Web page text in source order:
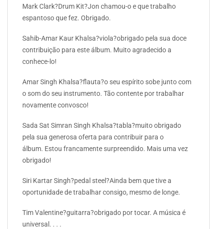
Mark Clark?Drum Kit?Jon chamou-o e que trabalho
espantoso que fez. Obrigado.
Sahib-Amar Kaur Khalsa?viola?obrigado pela sua doce
contribuição para este álbum. Muito agradecido a
conhece-lo!
Amar Singh Khalsa?flauta?o seu espírito sobe junto com
o som do seu instrumento. Tão contente por trabalhar
novamente convosco!
Sada Sat Simran Singh Khalsa?tabla?muito obrigado
pela sua generosa oferta para contribuir para o
álbum. Estou francamente surpreendido. Mais uma vez
obrigado!
Siri Kartar Singh?pedal steel?Ainda bem que tive a
oportunidade de trabalhar consigo, mesmo de longe.
Tim Valentine?guitarra?obrigado por tocar. A música é
universal. . . .